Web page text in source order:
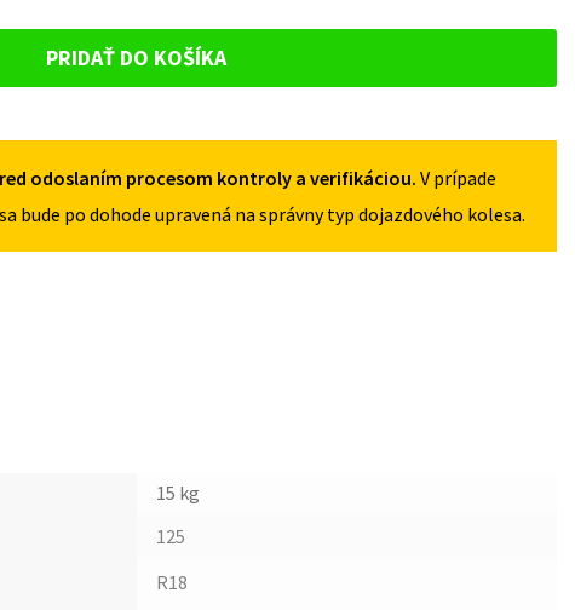
2012-
125/70R18
PRIDAŤ DO KOŠÍKA
odoslaním procesom kontroly a verifikáciou. V prípade
bude po dohode upravená na správny typ dojazdového kolesa.
15 kg
125
R18